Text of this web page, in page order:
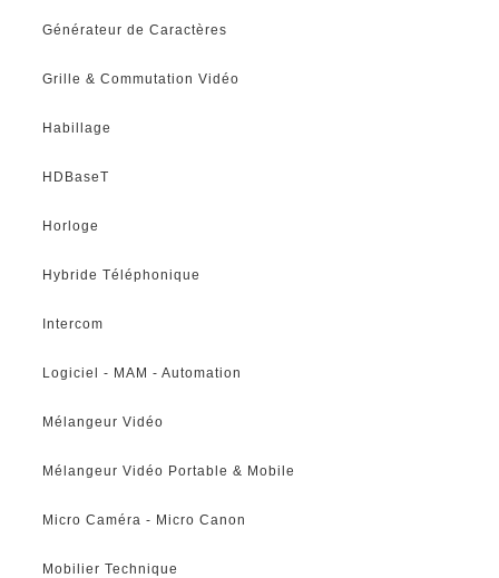
Générateur de Caractères
Grille & Commutation Vidéo
Habillage
HDBaseT
Horloge
Hybride Téléphonique
Intercom
Logiciel - MAM - Automation
Mélangeur Vidéo
Mélangeur Vidéo Portable & Mobile
Micro Caméra - Micro Canon
Mobilier Technique